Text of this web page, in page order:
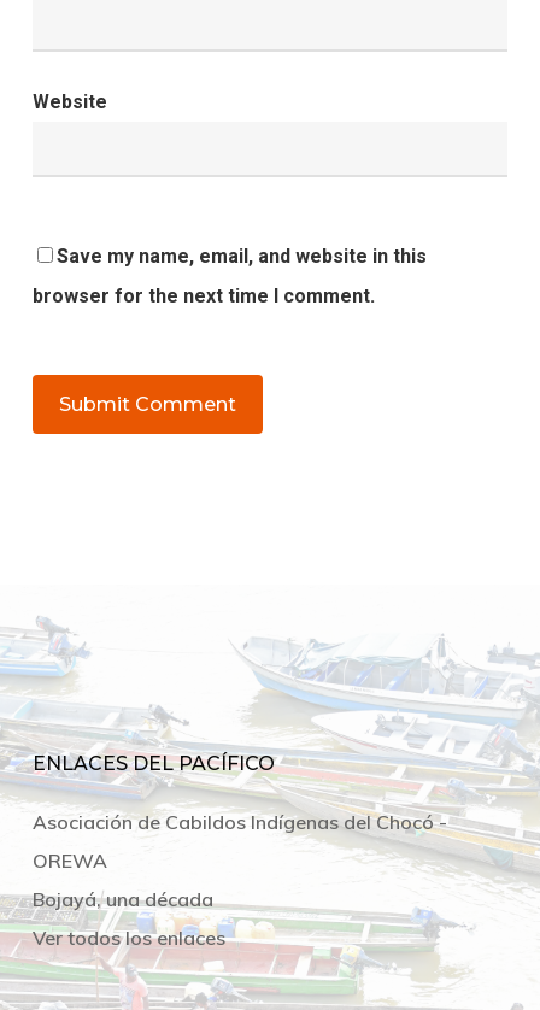
Website
Save my name, email, and website in this
browser for the next time I comment.
ENLACES DEL PACÍFICO
Asociación de Cabildos Indígenas del Chocó -
OREWA
Bojayá, una década
Ver todos los enlaces